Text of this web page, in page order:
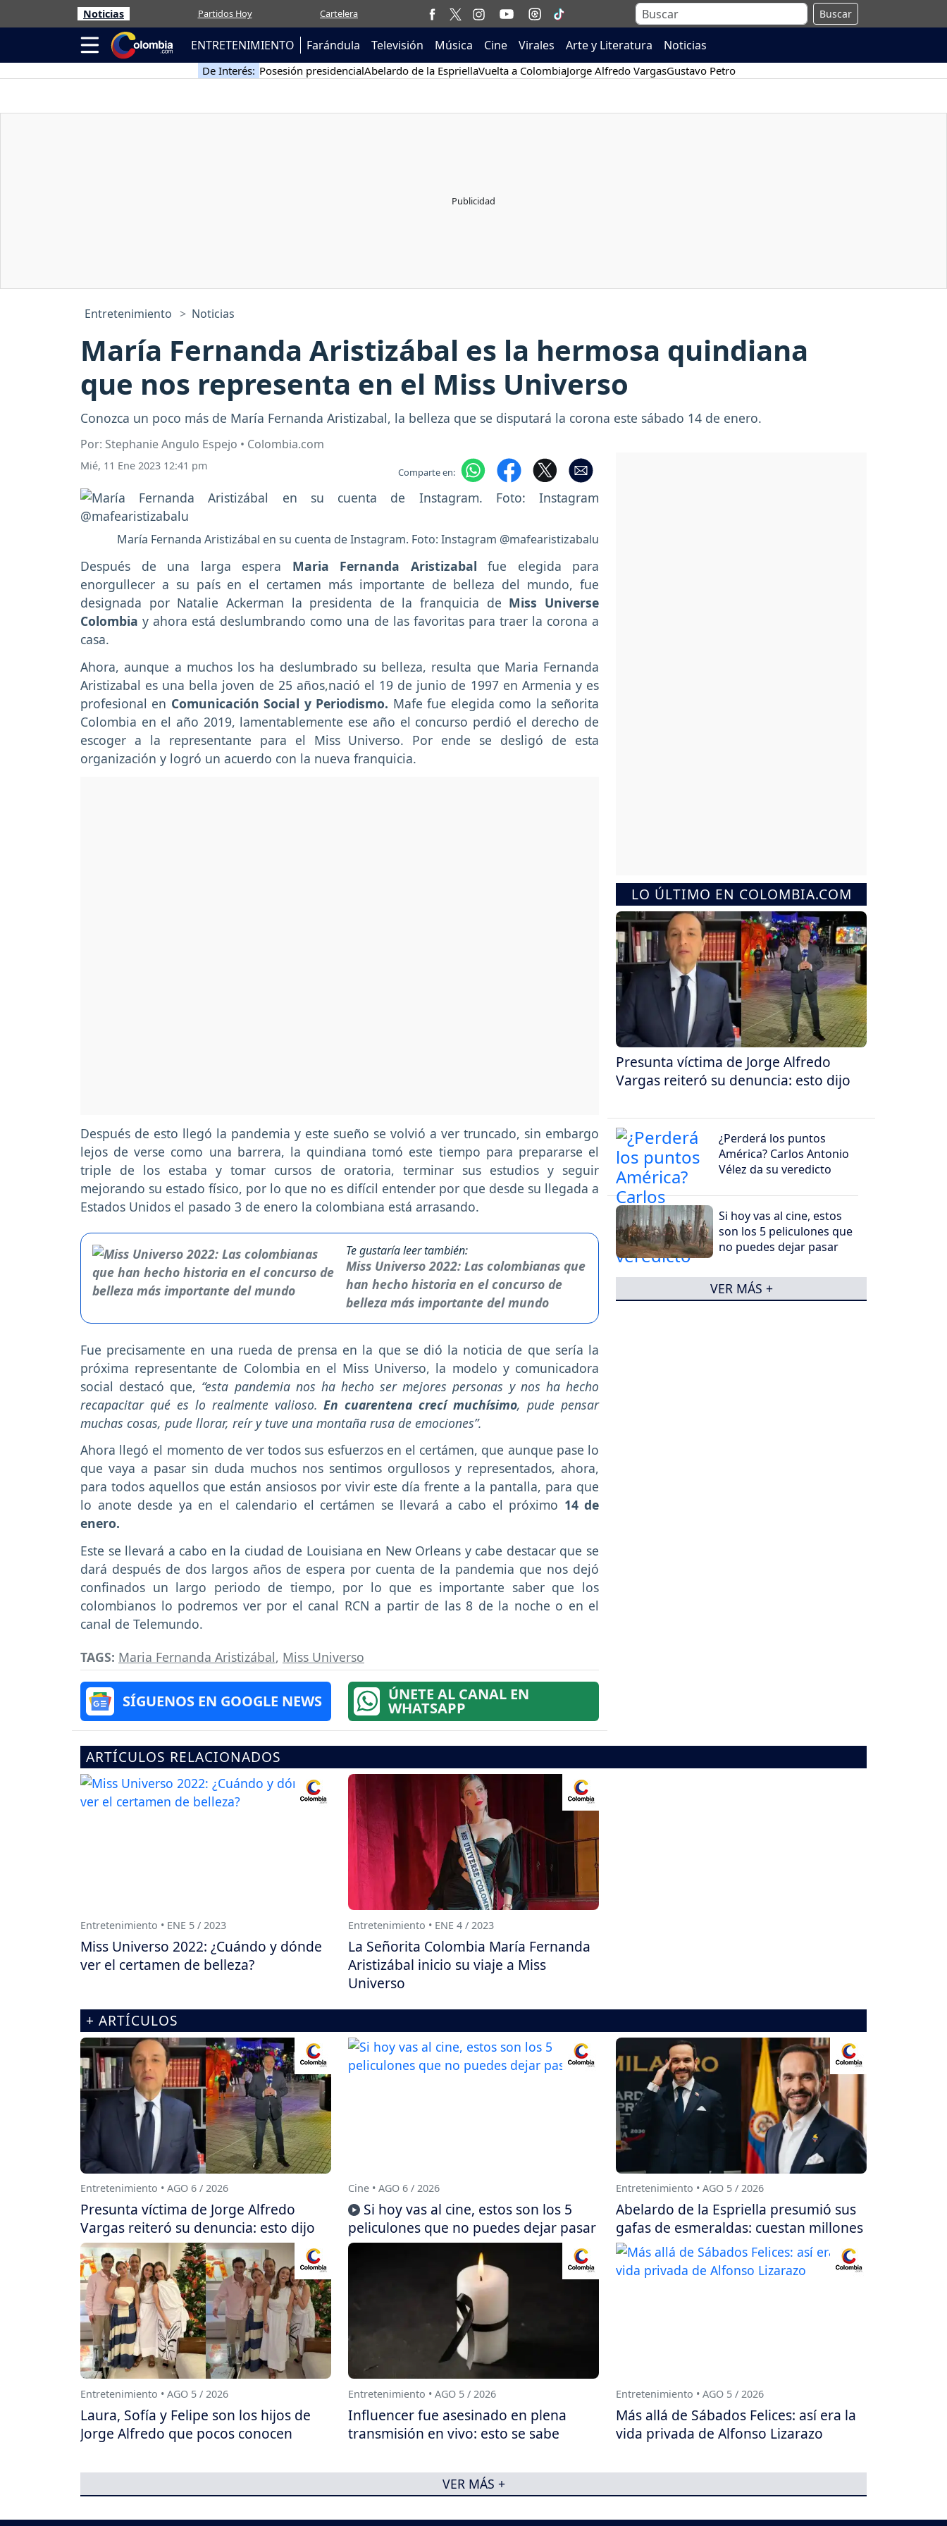
Noticias Partidos Hoy Cartelera Buscar
ENTRETENIMIENTO Farándula Televisión Música Cine Virales Arte y Literatura Noticias
De Interés: Posesión presidencialAbelardo de la EspriellaVuelta a ColombiaJorge Alfredo VargasGustavo Petro
Entretenimiento Noticias
María Fernanda Aristizábal es la hermosa quindiana
que nos representa en el Miss Universo
Conozca un poco más de María Fernanda Aristizabal, la belleza que se disputará la corona este sábado 14 de enero.
Por: Stephanie Angulo Espejo • Colombia.com
Mié, 11 Ene 2023 12:41 pm Comparte en:
María Fernanda Aristizábal en su cuenta de Instagram. Foto: Instagram @mafearistizabalu
Después de una larga espera Maria Fernanda Aristizabal fue elegida para
enorgullecer a su país en el certamen más importante de belleza del mundo, fue
designada por Natalie Ackerman la presidenta de la franquicia de Miss Universe
Colombia y ahora está deslumbrando como una de las favoritas para traer la corona a
casa.
Ahora, aunque a muchos los ha deslumbrado su belleza, resulta que Maria Fernanda
Aristizabal es una bella joven de 25 años,nació el 19 de junio de 1997 en Armenia y es
profesional en Comunicación Social y Periodismo. Mafe fue elegida como la señorita
Colombia en el año 2019, lamentablemente ese año el concurso perdió el derecho de
escoger a la representante para el Miss Universo. Por ende se desligó de esta
organización y logró un acuerdo con la nueva franquicia.
Después de esto llegó la pandemia y este sueño se volvió a ver truncado, sin embargo
lejos de verse como una barrera, la quindiana tomó este tiempo para prepararse el
triple de los estaba y tomar cursos de oratoria, terminar sus estudios y seguir
mejorando su estado físico, por lo que no es difícil entender por que desde su llegada a
Estados Unidos el pasado 3 de enero la colombiana está arrasando.
Te gustaría leer también:
Miss Universo 2022: Las colombianas que
han hecho historia en el concurso de
belleza más importante del mundo
Fue precisamente en una rueda de prensa en la que se dió la noticia de que sería la
próxima representante de Colombia en el Miss Universo, la modelo y comunicadora
social destacó que, “esta pandemia nos ha hecho ser mejores personas y nos ha hecho
recapacitar qué es lo realmente valioso.En cuarentena crecí muchísimo, pude pensar
muchas cosas, pude llorar, reír y tuve una montaña rusa de emociones”.
Ahora llegó el momento de ver todos sus esfuerzos en el certámen, que aunque pase lo
que vaya a pasar sin duda muchos nos sentimos orgullosos y representados, ahora,
para todos aquellos que están ansiosos por vivir este día frente a la pantalla, para que
lo anote desde ya en el calendario el certámen se llevará a cabo el próximo 14 de
enero.
Este se llevará a cabo en la ciudad de Louisiana en New Orleans y cabe destacar que se
dará después de dos largos años de espera por cuenta de la pandemia que nos dejó
confinados un largo periodo de tiempo, por lo que es importante saber que los
colombianos lo podremos ver por el canal RCN a partir de las 8 de la noche o en el
canal de Telemundo.
TAGS: Maria Fernanda Aristizábal, Miss Universo
SÍGUENOS EN GOOGLE NEWS ÚNETE AL CANAL EN
WHATSAPP
LO ÚLTIMO EN COLOMBIA.COM
Presunta víctima de Jorge Alfredo
Vargas reiteró su denuncia: esto dijo
¿Perderá los puntos
América? Carlos Antonio
Vélez da su veredicto
Si hoy vas al cine, estos
son los 5 peliculones que
no puedes dejar pasar
VER MÁS +
ARTÍCULOS RELACIONADOS
Entretenimiento • ENE 5 / 2023
Miss Universo 2022: ¿Cuándo y dónde
ver el certamen de belleza?
Entretenimiento • ENE 4 / 2023
La Señorita Colombia María Fernanda
Aristizábal inicio su viaje a Miss
Universo
+ ARTÍCULOS
Entretenimiento • AGO 6 / 2026
Presunta víctima de Jorge Alfredo
Vargas reiteró su denuncia: esto dijo
Cine • AGO 6 / 2026
Si hoy vas al cine, estos son los 5
peliculones que no puedes dejar pasar
Entretenimiento • AGO 5 / 2026
Abelardo de la Espriella presumió sus
gafas de esmeraldas: cuestan millones
Entretenimiento • AGO 5 / 2026
Laura, Sofía y Felipe son los hijos de
Jorge Alfredo que pocos conocen
Entretenimiento • AGO 5 / 2026
Influencer fue asesinado en plena
transmisión en vivo: esto se sabe
Entretenimiento • AGO 5 / 2026
Más allá de Sábados Felices: así era la
vida privada de Alfonso Lizarazo
VER MÁS +